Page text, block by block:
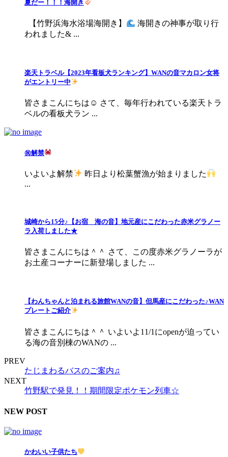
夏だー！！！海開き
【竹野浜海水浴場海開き】
海開きの神事が取り行
われました& ...
楽天トラベル【2023年看板犬ランキング】WANの音マカロン女将
がエントリー中
皆さまこんにちは☺ さて、毎年行われている楽天トラ
ベルの看板犬ラン ...
㊗解禁
いよいよ解禁
昨日より松葉蟹漁が始まりました
...
城崎から15分♪【お宿 海の音】地元産にこだわった赤米グラノー
ラ入荷しました★
皆さまこんにちは＾＾ さて、この度赤米グラノーラが
お土産コーナーに新登場しました ...
【わんちゃんと泊まれる旅館WANの音】但馬産にこだわった♪WAN
プレートご紹介
皆さまこんにちは＾＾ いよいよ11/1にopenが迫ってい
る海の音別棟のWANの ...
PREV
たじまわるバスのご案内♫
NEXT
竹野駅で発見！！期間限定ポケモン列車☆
NEW POST
かわいい子供たち